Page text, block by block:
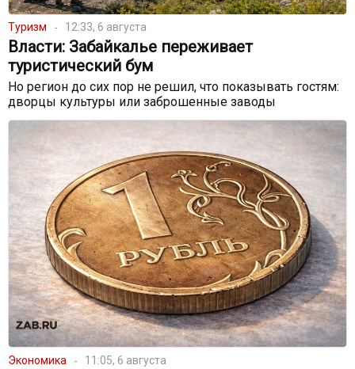
Туризм 12:33, 6 августа
Власти: Забайкалье переживает
туристический бум
Но регион до сих пор не решил, что показывать гостям:
дворцы культуры или заброшенные заводы
Экономика 11:05, 6 августа